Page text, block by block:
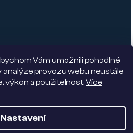
Vám umožnili pohodlné
analýze provozu webu neustále
výkon a použitelnost.Více
Nastavení